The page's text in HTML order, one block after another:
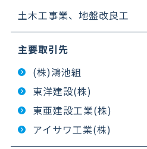
土木工事業、地盤改良工
主要取引先
(株)鴻池組
東洋建設(株)
東亜建設工業(株)
アイサワ工業(株)